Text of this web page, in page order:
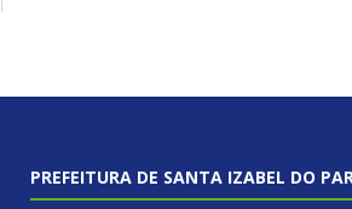
PREFEITURA DE SANTA IZABEL DO